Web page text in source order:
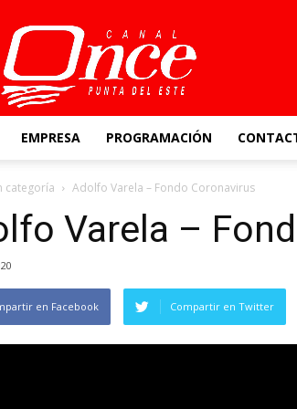
EMPRESA PROGRAMACIÓN
categoría Adolfo Varela – Fondo Coronavirus
Varela –
en Facebook Compartir en Twitter